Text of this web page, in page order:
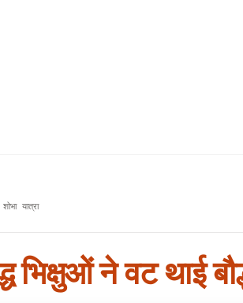
यात्रा
भिक्षुओं ने वट थाई